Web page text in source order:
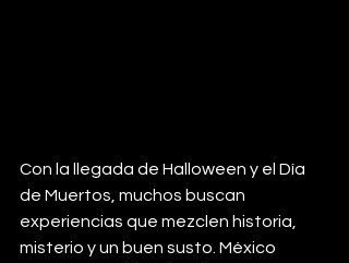
Con la llegada de Halloween y el Día
de Muertos, muchos buscan
experiencias que mezclen historia,
misterio y un buen susto. México